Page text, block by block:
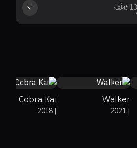
13ئەڵقە
Walker
|
2021
Cobra Kai
|
2018